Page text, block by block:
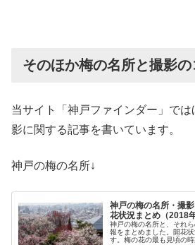
そのほか梅の名所と撮影の
当サイト「神戸ファインダー」で
影に関する記事を書いています。
神戸の梅の名所↓
神戸の梅の名所・撮
花状況まとめ（2018
神戸の梅の名所と、それ
報をまとめました。開花
す。梅の花の最も見頃の